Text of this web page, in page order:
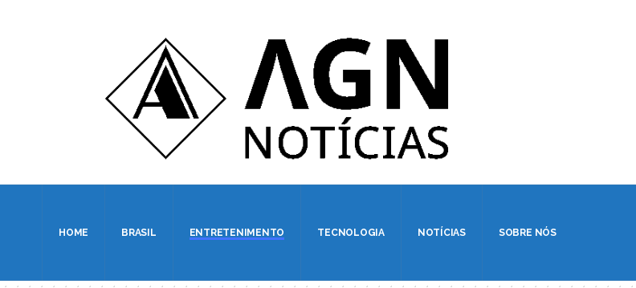
HOME BRASIL ENTRETENIMENTO TECNOLOGIA NOTÍCIAS SOBRE NÓS